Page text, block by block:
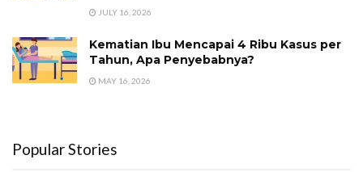
JULY 16, 2026
Kematian Ibu Mencapai 4 Ribu Kasus per
Tahun, Apa Penyebabnya?
MAY 16, 2026
Popular Stories